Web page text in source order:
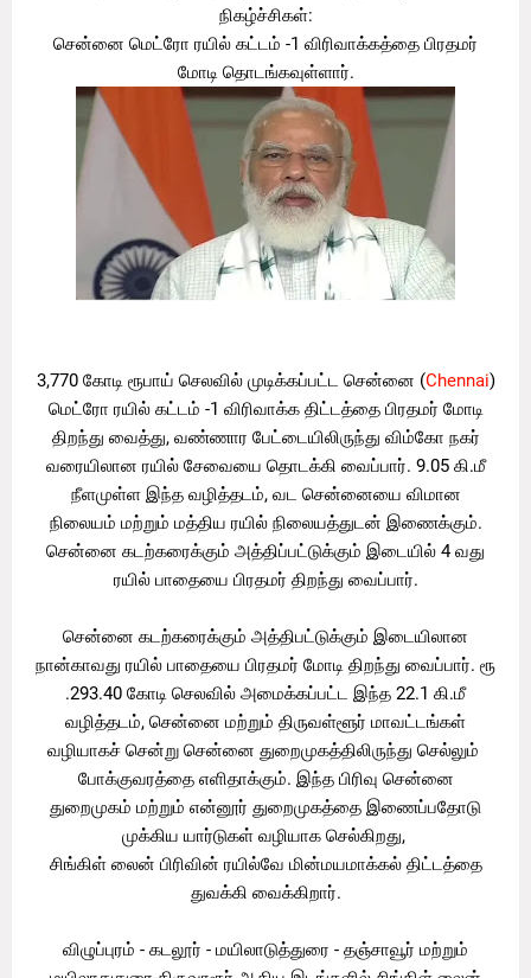
நிகழ்ச்சிகள்:
சென்னை மெட்ரோ ரயில் கட்டம் -1 விரிவாக்கத்தை பிரதமர்
மோடி தொடங்கவுள்ளார்.
3,770 கோடி ரூபாய் செலவில் முடிக்கப்பட்ட சென்னை (Chennai)
மெட்ரோ ரயில் கட்டம் -1 விரிவாக்க திட்டத்தை பிரதமர் மோடி
திறந்து வைத்து, வண்ணார பேட்டையிலிருந்து விம்கோ நகர்
வரையிலான ரயில் சேவையை தொடக்கி வைப்பார். 9.05 கி.மீ
நீளமுள்ள இந்த வழித்தடம், வட சென்னையை விமான
நிலையம் மற்றும் மத்திய ரயில் நிலையத்துடன் இணைக்கும்.
சென்னை கடற்கரைக்கும் அத்திப்பட்டுக்கும் இடையில் 4 வது
ரயில் பாதையை பிரதமர் திறந்து வைப்பார்.
சென்னை கடற்கரைக்கும் அத்திபட்டுக்கும் இடையிலான
நான்காவது ரயில் பாதையை பிரதமர் மோடி திறந்து வைப்பார். ரூ
.293.40 கோடி செலவில் அமைக்கப்பட்ட இந்த 22.1 கி.மீ
வழித்தடம், சென்னை மற்றும் திருவள்ளூர் மாவட்டங்கள்
வழியாகச் சென்று சென்னை துறைமுகத்திலிருந்து செல்லும்
போக்குவரத்தை எளிதாக்கும். இந்த பிரிவு சென்னை
துறைமுகம் மற்றும் என்னூர் துறைமுகத்தை இணைப்பதோடு
முக்கிய யார்டுகள் வழியாக செல்கிறது,
சிங்கிள் லைன் பிரிவின் ரயில்வே மின்மயமாக்கல் திட்டத்தை
துவக்கி வைக்கிறார்.
விழுப்புரம் - கடலூர் - மயிலாடுத்துரை - தஞ்சாவூர் மற்றும்